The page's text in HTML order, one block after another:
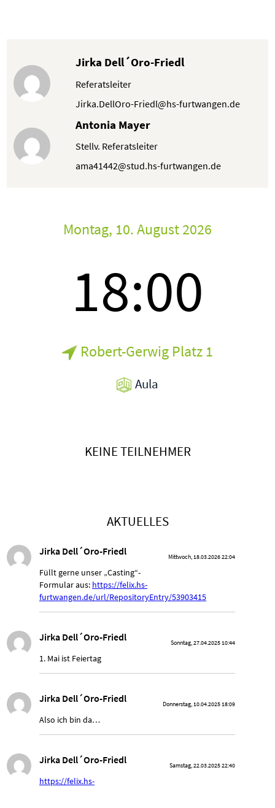
Jirka Dell´Oro-Friedl
Referatsleiter
Jirka.DellOro-Friedl@hs-furtwangen.de
Antonia Mayer
Stellv. Referatsleiter
ama41442@stud.hs-furtwangen.de
Montag, 10. August 2026
18:00
Robert-Gerwig Platz 1
Aula
KEINE TEILNEHMER
AKTUELLES
Jirka Dell´Oro-Friedl Mittwoch, 18.03.2026 22:04
Füllt gerne unser „Casting“-
Formular aus: https://felix.hs-
furtwangen.de/url/RepositoryEntry/53903415
Jirka Dell´Oro-Friedl Sonntag, 27.04.2025 10:44
1. Mai ist Feiertag
Jirka Dell´Oro-Friedl Donnerstag, 10.04.2025 18:09
Also ich bin da…
Jirka Dell´Oro-Friedl Samstag, 22.03.2025 22:40
https://felix.hs-